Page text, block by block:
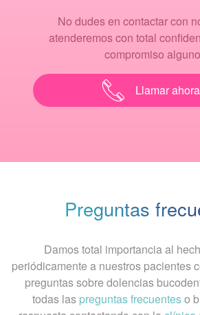
No dudes en contactar con
atenderemos con total
compromiso
Llamar ahora
Preguntas
Damos total importancia al
periódicamente a nuestros pacientes
preguntas sobre dolencias
todas las preguntas frecuenteso